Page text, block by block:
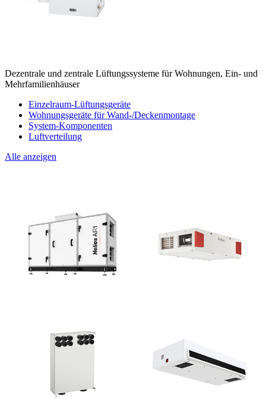
Dezentrale und zentrale Lüftungssysteme für Wohnungen, Ein- und
Mehrfamilienhäuser
Einzelraum-Lüftungsgeräte
Wohnungsgeräte für Wand-/Deckenmontage
System-Komponenten
Luftverteilung
Alle anzeigen